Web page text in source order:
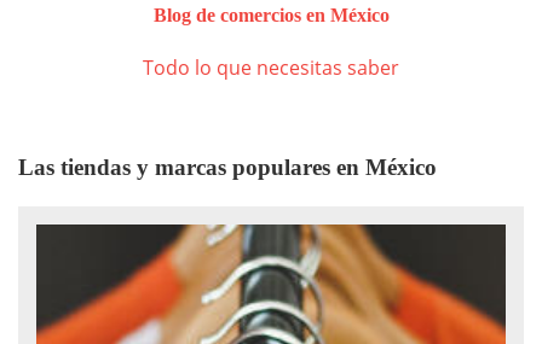
Blog de comercios en México
Todo lo que necesitas saber
Las tiendas y marcas populares en México